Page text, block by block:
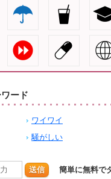
ード
ワイワイ
騒がしい
送信 簡単に無料で